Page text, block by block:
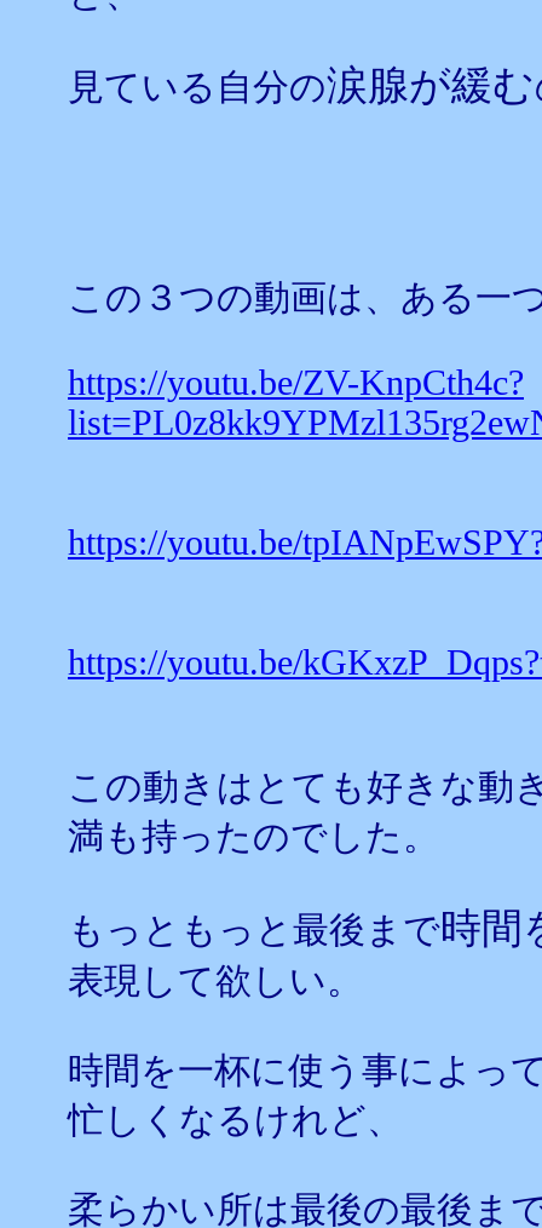
見ている自分の涙腺が緩む
この３つの動画は、ある一
https://youtu.be/ZV-KnpCth4c?
https://youtu.be/
https://youtu.be/
この動きはとても好きな動
満も持ったのでした。
もっともっと最後まで時間
表現して欲しい。
時間を一杯に使う事によっ
忙しくなるけれど、
柔らかい所は最後の最後ま